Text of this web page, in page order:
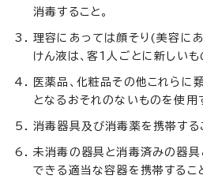
消毒すること。
理容にあっては顔そり(美容に
けん液は、客1人ごとに新しいも
医薬品、化粧品その他これらに
となるおそれのないものを使用
消毒器具及び消毒薬を携帯する
未消毒の器具と消毒済みの器具
できる適当な容器を携帯すること